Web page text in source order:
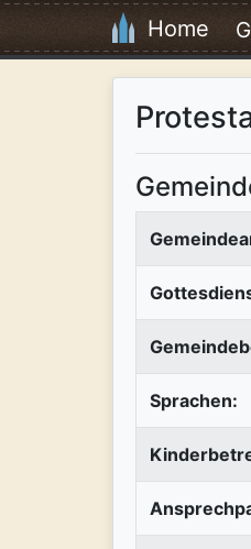
Home
Sprachen: